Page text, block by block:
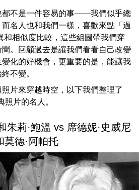
都不是一件容易的事——我們似乎總
名人也和我們一樣，喜歡來點「過
和相似度比較，這些組圖帶我們穿
。回顧過去是讓我們看看自己改變
化的好機會，更重要的是，能讓我
不變。
片來穿越時空，以下我們整理了
照片的名人。
朱莉·鮑溫 vs 席德妮·史威尼
莫德·阿帕托